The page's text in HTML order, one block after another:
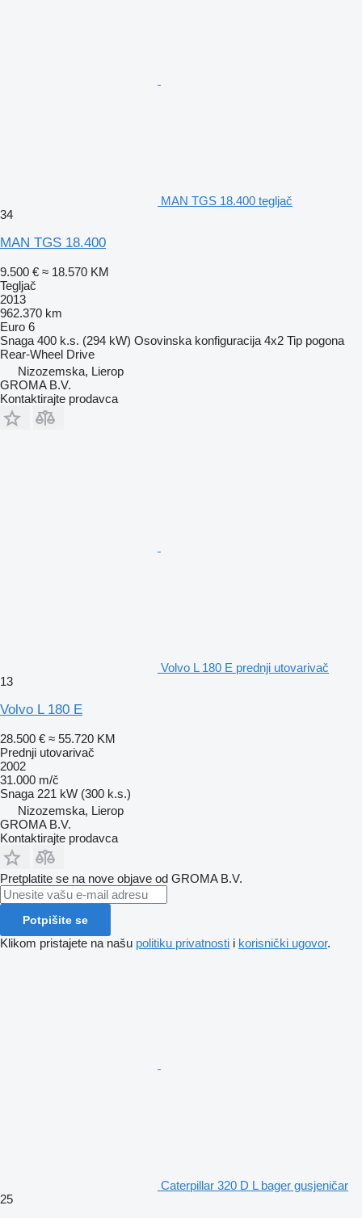
MAN TGS 18.400 tegljač
34
MAN TGS 18.400
9.500 € ≈ 18.570 KM
Tegljač
2013
962.370 km
Euro 6
Snaga 400 k.s. (294 kW) Osovinska konfiguracija 4x2 Tip pogona
Rear-Wheel Drive
Nizozemska, Lierop
GROMA B.V.
Kontaktirajte prodavca
Volvo L 180 E prednji utovarivač
13
Volvo L 180 E
28.500 € ≈ 55.720 KM
Prednji utovarivač
2002
31.000 m/č
Snaga 221 kW (300 k.s.)
Nizozemska, Lierop
GROMA B.V.
Kontaktirajte prodavca
Pretplatite se na nove objave od GROMA B.V.
Potpišite se
Klikom pristajete na našu politiku privatnosti i korisnički ugovor.
Caterpillar 320 D L bager gusjeničar
25